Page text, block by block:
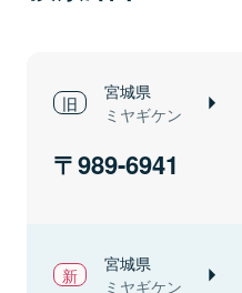
宮城県
ミヤギケン
989-6941
宮城県
ミヤギケン